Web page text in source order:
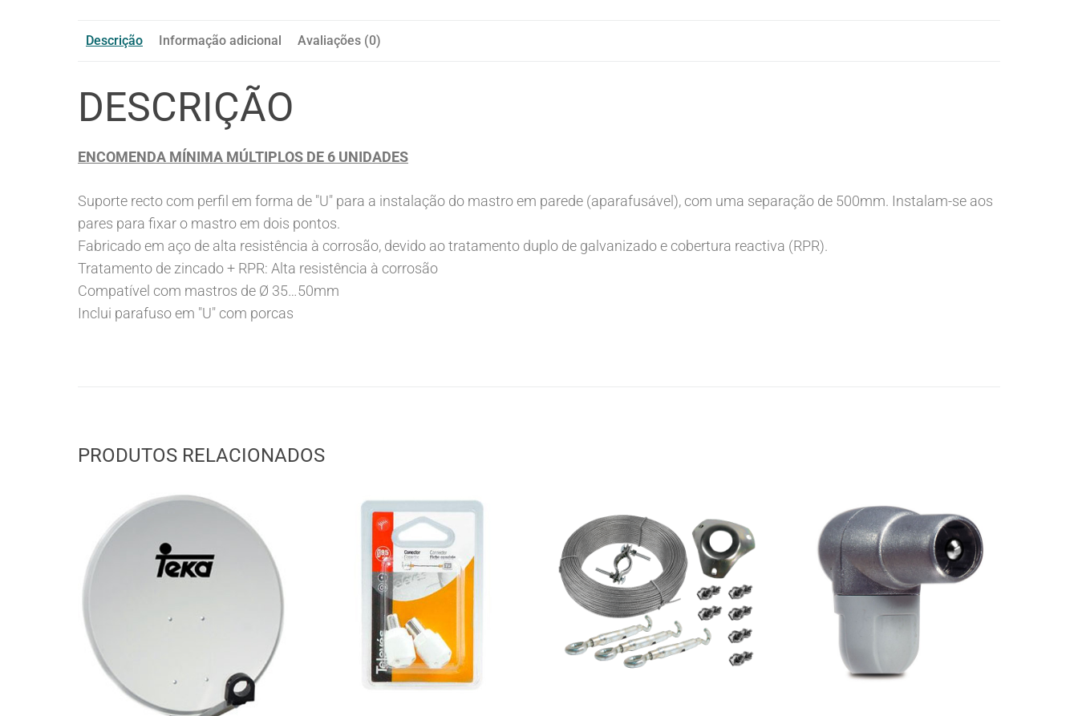
Descrição Informação adicional Avaliações (0)
DESCRIÇÃO
ENCOMENDA MÍNIMA MÚLTIPLOS DE 6 UNIDADES
Suporte recto com perfil em forma de "U" para a instalação do mastro em parede (aparafusável), com uma separação de 500mm. Instalam-se aos
pares para fixar o mastro em dois pontos.
Fabricado em aço de alta resistência à corrosão, devido ao tratamento duplo de galvanizado e cobertura reactiva (RPR).
Tratamento de zincado + RPR: Alta resistência à corrosão
Compatível com mastros de Ø 35…50mm
Inclui parafuso em "U" com porcas
PRODUTOS RELACIONADOS